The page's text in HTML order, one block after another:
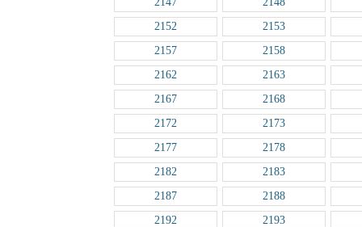
2152
2153
2157
2158
2162
2163
2167
2168
2172
2173
2177
2178
2182
2183
2187
2188
2192
2193